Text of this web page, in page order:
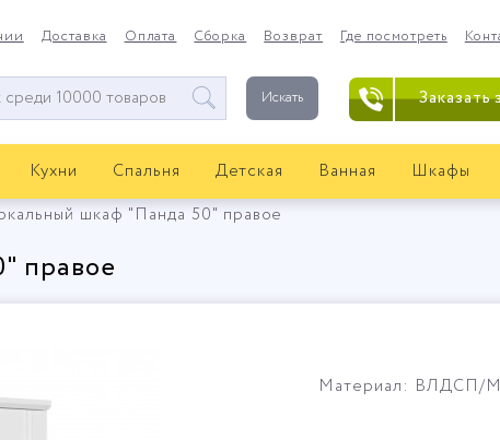
Доставка Оплата Сборка Возврат Где посмотреть
Искать Заказать
Кухни Спальня Детская Ванная Шкафы
шкаф "Панда 50" правое
правое
Материал: ВЛДСП/